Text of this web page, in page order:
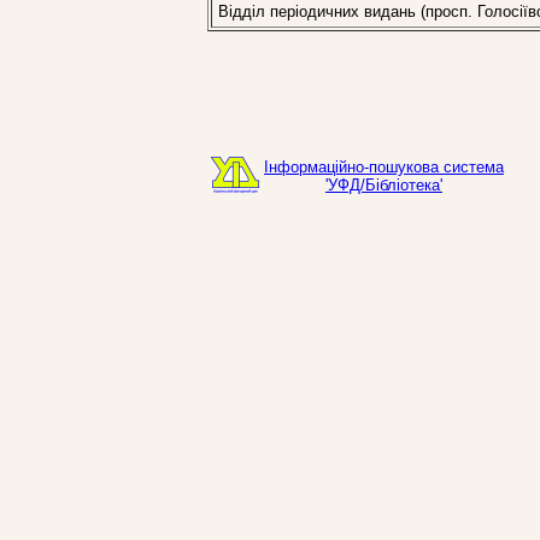
Відділ періодичних видань (просп.
Інформаційно-пошукова система
'УФД/Бібліотека'